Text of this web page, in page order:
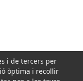
i de tercers per
òptima i recollir